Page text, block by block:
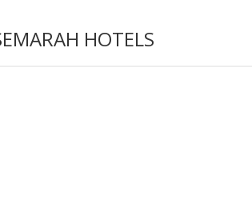
HOTELS